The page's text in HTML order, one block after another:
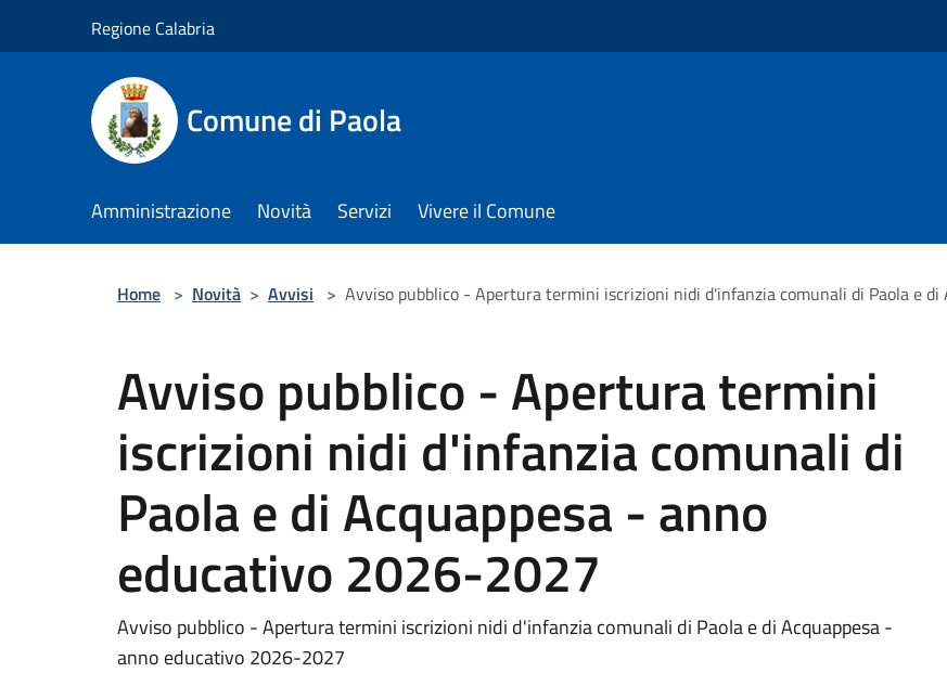
Regione Calabria
Comune di Paola
Amministrazione Novità Servizi Vivere il Comune
Home > Novità > Avvisi > Avviso pubblico - Apertura termini iscrizioni nidi d'infanzia comunali di Paola e
Avviso pubblico - Apertura termini
iscrizioni nidi d'infanzia comunali di
Paola e di Acquappesa - anno
educativo 2026-2027
Avviso pubblico - Apertura termini iscrizioni nidi d'infanzia comunali di Paola e di Acquappesa -
anno educativo 2026-2027